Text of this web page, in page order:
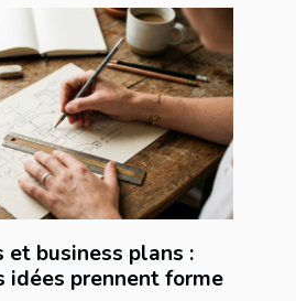
et business plans :
idées prennent forme